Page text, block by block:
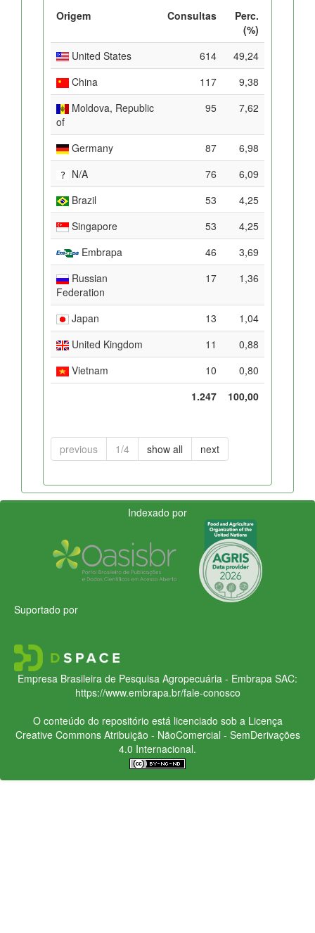
Origem Consultas
Perc.
(%)
United States
614
49,24
China
117
9,38
Moldova, Republic
of
95 7,62
Germany 87
6,98
N/A
76
6,09
Brazil
53
4,25
Singapore
53
4,25
Embrapa
46
3,69
Russian
Federation
17 1,36
Japan 13
1,04
United Kingdom
11
0,88
Vietnam
10
0,80
1.247
100,00
previous 1/4 show all next
Indexado por
Suportado por
Empresa Brasileira de Pesquisa Agropecuária - Embrapa SAC:
https://www.embrapa.br/fale-conosco
O conteúdo do repositório está licenciado sob a Licença
Creative CommonsAtribuição - NãoComercial - SemDerivações
4.0 Internacional.